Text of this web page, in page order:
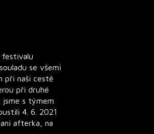
festivalu
se všemi
při naši cestě
při druhé
jsme s týmem
4. 6. 2021
afterka, na